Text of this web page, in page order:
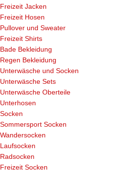
Freizeit Jacken
Freizeit Hosen
Pullover und Sweater
Freizeit Shirts
Bade Bekleidung
Regen Bekleidung
Unterwäsche und Socken
Unterwäsche Sets
Unterwäsche Oberteile
Unterhosen
Socken
Sommersport Socken
Wandersocken
Laufsocken
Radsocken
Freizeit Socken